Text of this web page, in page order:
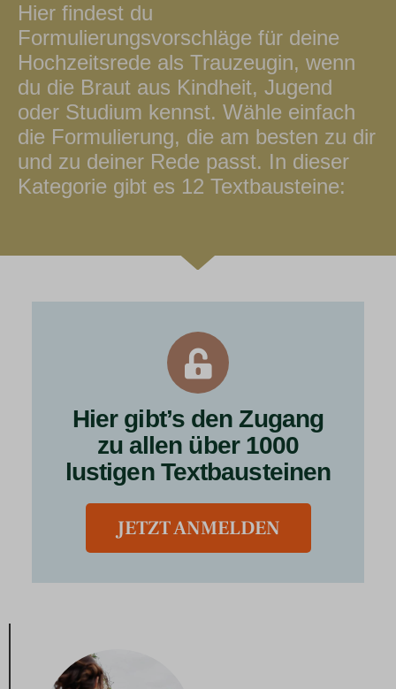
Hier findest du
Formulierungsvorschläge für deine
Hochzeitsrede als Trauzeugin, wenn
du die Braut aus Kindheit, Jugend
oder Studium kennst. Wähle einfach
die Formulierung, die am besten zu dir
und zu deiner Rede passt. In dieser
Kategorie gibt es 12 Textbausteine:
Hier gibt’s den Zugang
zu allen über 1000
lustigen Textbausteinen
JETZT ANMELDEN